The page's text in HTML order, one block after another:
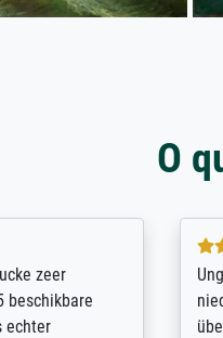
O
nicht dadurch
einer
(sollte